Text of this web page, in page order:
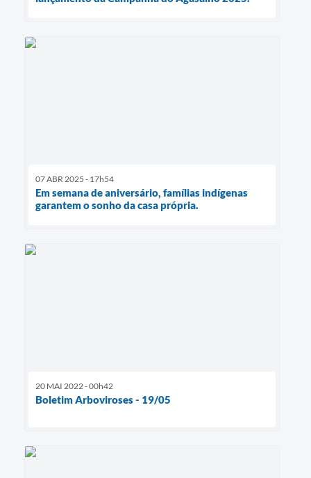
07 ABR 2025 - 17h54
Em semana de aniversário, famílias indígenas
garantem o sonho da casa própria.
20 MAI 2022 - 00h42
Boletim Arboviroses - 19/05